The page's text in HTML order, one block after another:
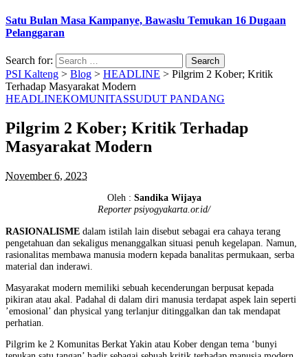
Satu Bulan Masa Kampanye, Bawaslu Temukan 16 Dugaan
Pelanggaran
Search for:
PSI Kalteng > Blog > HEADLINE > Pilgrim 2 Kober; Kritik
Terhadap Masyarakat Modern
HEADLINEKOMUNITASSUDUT PANDANG
Pilgrim 2 Kober; Kritik Terhadap
Masyarakat Modern
November 6, 2023
Oleh : Sandika Wijaya
Reporter psiyogyakarta.or.id/
RASIONALISME dalam istilah lain disebut sebagai era cahaya terang
pengetahuan dan sekaligus menanggalkan situasi penuh kegelapan. Namun,
rasionalitas membawa manusia modern kepada banalitas permukaan, serba
material dan inderawi.
Masyarakat modern memiliki sebuah kecenderungan berpusat kepada
pikiran atau akal. Padahal di dalam diri manusia terdapat aspek lain seperti
’emosional’ dan physical yang terlanjur ditinggalkan dan tak mendapat
perhatian.
Pilgrim ke 2 Komunitas Berkat Yakin atau Kober dengan tema ‘bunyi